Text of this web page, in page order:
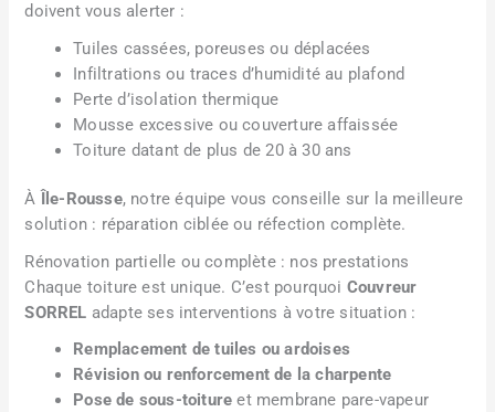
doivent vous alerter :
Tuiles cassées, poreuses ou déplacées
Infiltrations ou traces d’humidité au plafond
Perte d’isolation thermique
Mousse excessive ou couverture affaissée
Toiture datant de plus de 20 à 30 ans
À Île-Rousse, notre équipe vous conseille sur la meilleure
solution : réparation ciblée ou réfection complète.
Rénovation partielle ou complète : nos prestations
Chaque toiture est unique. C’est pourquoi Couvreur
SORREL adapte ses interventions à votre situation :
Remplacement de tuiles ou ardoises
Révision ou renforcement de la charpente
Pose de sous-toiture et membrane pare-vapeur